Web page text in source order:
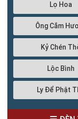
Lọ Hoa
Ông Cắm
Kỷ Chén
Lộc Bình
Ly Để Phật